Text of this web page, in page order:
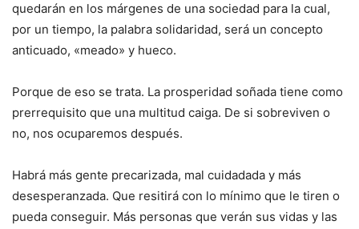
quedarán en los márgenes de una sociedad para la cual,
por un tiempo, la palabra solidaridad, será un concepto
anticuado, «meado» y hueco.
Porque de eso se trata. La prosperidad soñada tiene como
prerrequisito que una multitud caiga. De si sobreviven o
no, nos ocuparemos después.
Habrá más gente precarizada, mal cuidadada y más
desesperanzada. Que resitirá con lo mínimo que le tiren o
pueda conseguir. Más personas que verán sus vidas y las